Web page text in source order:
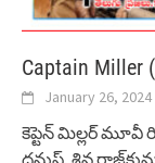
Captain Miller
January 26, 2024
కెప్టెన్ మిల్లర్ మూవీ